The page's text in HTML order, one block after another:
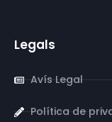
Legals
Avís Legal
Política de